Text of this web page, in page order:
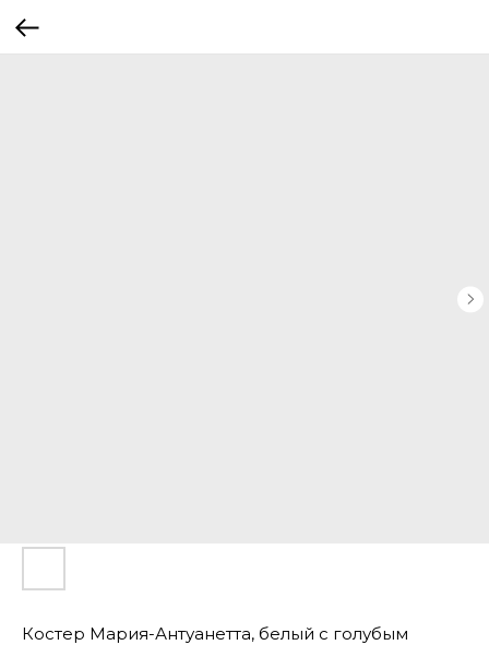
Костер Мария-Антуанетта, белый с голубым